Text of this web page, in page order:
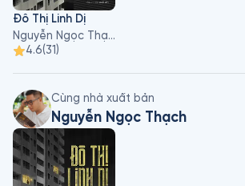
dấu ấn rất riêng và khác biệt.
Đô Thị Linh Dị
Nguyễn Ngọc Thạch
4.6(31)
Cùng nhà xuất bản
Nguyễn Ngọc Thạch